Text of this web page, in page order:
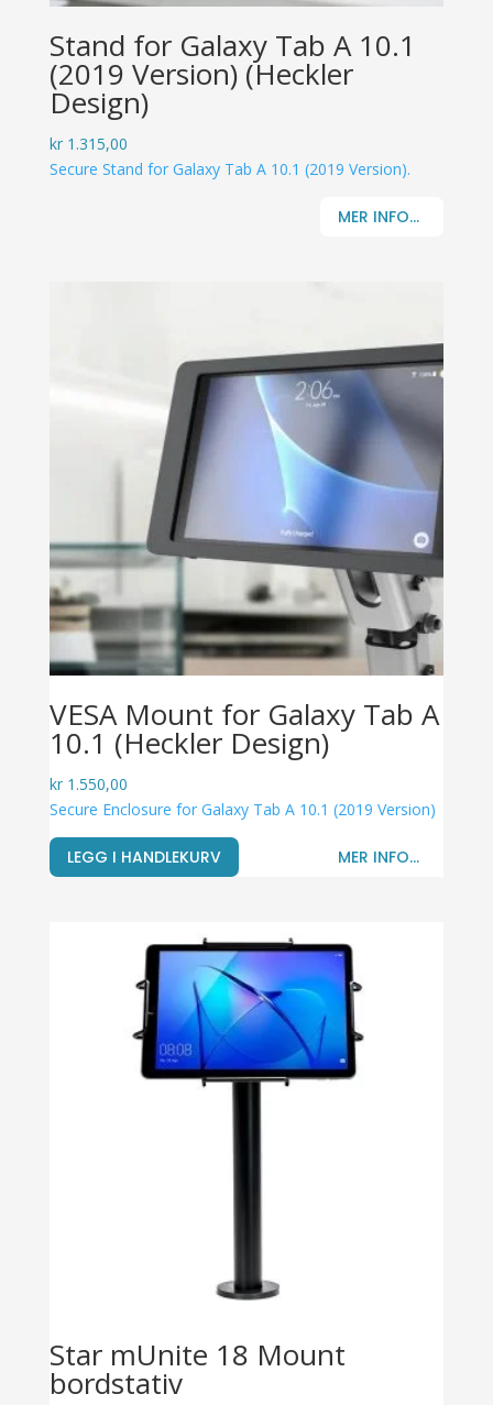
Stand for Galaxy Tab A 10.1
(2019 Version) (Heckler
Design)
kr1.315,00
Secure Stand for Galaxy Tab A 10.1 (2019 Version).
MER INFO...
VESA Mount for Galaxy Tab A
10.1 (Heckler Design)
kr1.550,00
Secure Enclosure for Galaxy Tab A 10.1 (2019 Version)
LEGG I HANDLEKURV MER INFO...
Star mUnite 18 Mount
bordstativ